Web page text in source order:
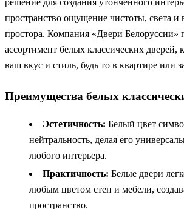
решение для создания утонченного
пространство ощущение чистоты, света и
простора. Компания «Двери Белоруссии»
ассортимент белых классических дверей,
ваш вкус и стиль, будь то в квартире или
Преимущества белых
Эстетичность: Белый цвет
нейтральность, делая его
любого интерьера.
Практичность: Белые двери
любым цветом стен и мебели,
пространство.